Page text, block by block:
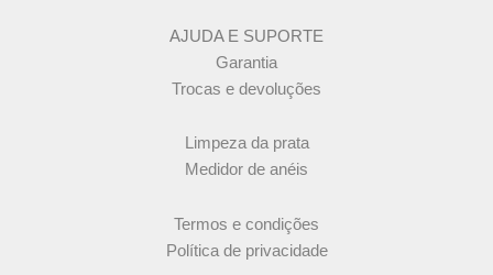
AJUDA E SUPORTE
Garantia
Trocas e devoluções
Limpeza da prata
Medidor de anéis
Termos e condições
Política de privacidade